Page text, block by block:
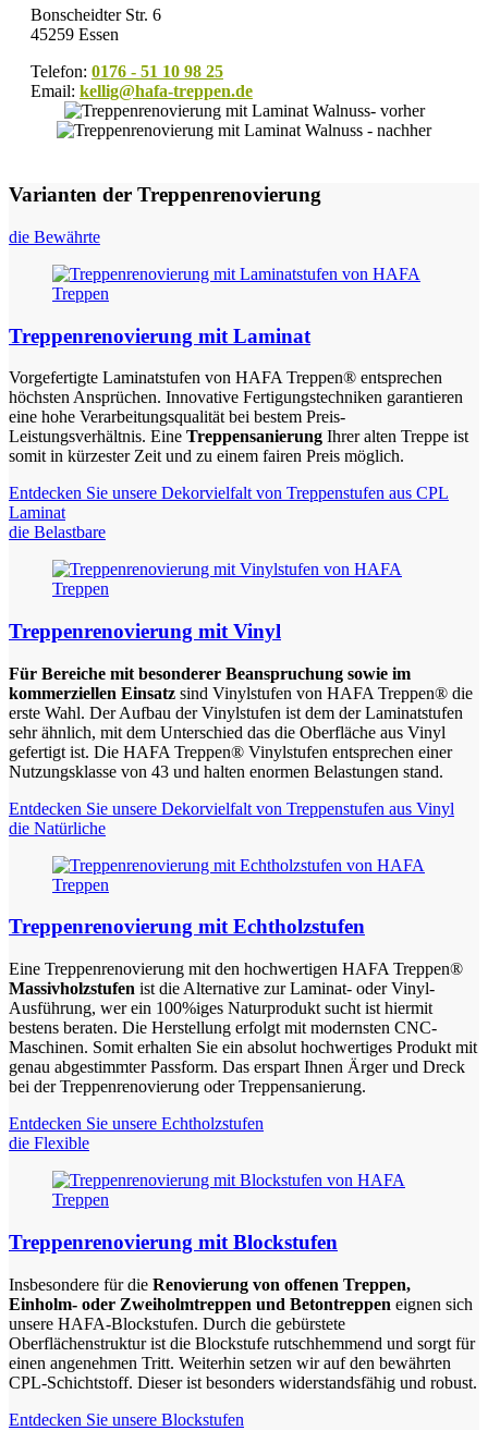
Bonscheidter Str. 6
45259 Essen
Telefon: 0176 - 51 10 98 25
Email: kellig@hafa-treppen.de
Varianten der Treppenrenovierung
die Bewährte
Treppenrenovierung mit Laminat
Vorgefertigte Laminatstufen von HAFA Treppen® entsprechen
höchsten Ansprüchen. Innovative Fertigungstechniken garantieren
eine hohe Verarbeitungsqualität bei bestem Preis-
Leistungsverhältnis. Eine Treppensanierung Ihrer alten Treppe ist
somit in kürzester Zeit und zu einem fairen Preis möglich.
Entdecken Sie unsere Dekorvielfalt von Treppenstufen aus CPL
Laminat
die Belastbare
Treppenrenovierung mit Vinyl
Für Bereiche mit besonderer Beanspruchung sowie im
kommerziellen Einsatz sind Vinylstufen von HAFA Treppen® die
erste Wahl. Der Aufbau der Vinylstufen ist dem der Laminatstufen
sehr ähnlich, mit dem Unterschied das die Oberfläche aus Vinyl
gefertigt ist. Die HAFA Treppen® Vinylstufen entsprechen einer
Nutzungsklasse von 43 und halten enormen Belastungen stand.
Entdecken Sie unsere Dekorvielfalt von Treppenstufen aus Vinyl
die Natürliche
Treppenrenovierung mit Echtholzstufen
Eine Treppenrenovierung mit den hochwertigen HAFA Treppen®
Massivholzstufen ist die Alternative zur Laminat- oder Vinyl-
Ausführung, wer ein 100%iges Naturprodukt sucht ist hiermit
bestens beraten. Die Herstellung erfolgt mit modernsten CNC-
Maschinen. Somit erhalten Sie ein absolut hochwertiges Produkt mit
genau abgestimmter Passform. Das erspart Ihnen Ärger und Dreck
bei der Treppenrenovierung oder Treppensanierung.
Entdecken Sie unsere Echtholzstufen
die Flexible
Treppenrenovierung mit Blockstufen
Insbesondere für die Renovierung von offenen Treppen,
Einholm- oder Zweiholmtreppen und Betontreppen eignen sich
unsere HAFA-Blockstufen. Durch die gebürstete
Oberflächenstruktur ist die Blockstufe rutschhemmend und sorgt für
einen angenehmen Tritt. Weiterhin setzen wir auf den bewährten
CPL-Schichtstoff. Dieser ist besonders widerstandsfähig und robust.
Entdecken Sie unsere Blockstufen